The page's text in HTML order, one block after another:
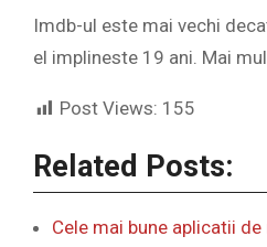
Imdb-ul este mai vechi
el implineste 19 ani. Mai
Post Views: 155
Related Posts:
Cele mai bune aplicatii